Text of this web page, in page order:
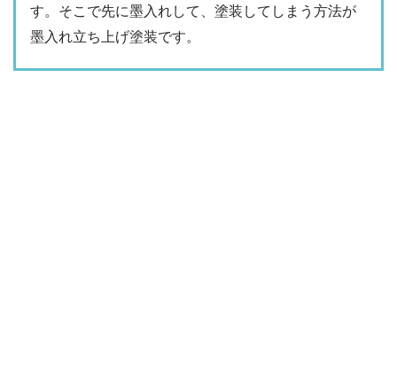
す。そこで先に墨入れして、塗装してしまう方法が
墨入れ立ち上げ塗装です。